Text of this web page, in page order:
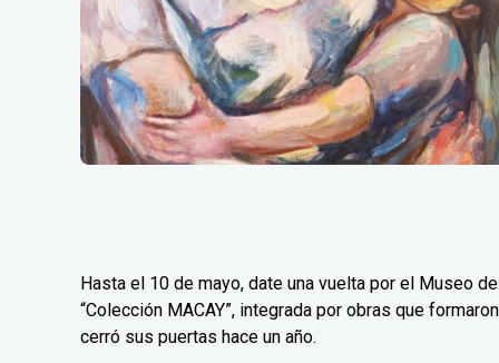
Hasta el 10 de mayo, date una vuelta por el Museo
“Colección MACAY”, integrada por obras que
cerró sus puertas hace un año.